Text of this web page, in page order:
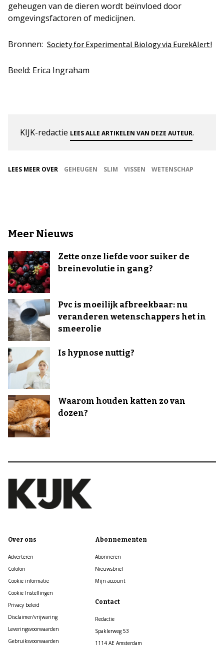
geheugen van de dieren wordt beïnvloed door
omgevingsfactoren of medicijnen.
Bronnen: Society for Experimental Biology via EurekAlert!
Beeld: Erica Ingraham
KIJK-redactie LEES ALLE ARTIKELEN VAN DEZE AUTEUR.
LEES MEER OVER GEHEUGEN SLIM VISSEN WETENSCHAP
Meer Nieuws
Zette onze liefde voor suiker de
breinevolutie in gang?
Pvc is moeilijk afbreekbaar: nu
veranderen wetenschappers het in
smeerolie
Is hypnose nuttig?
Waarom houden katten zo van
dozen?
Over ons
Adverteren
Colofon
Cookie informatie
Cookie Instellingen
Privacy beleid
Disclaimer/vrijwaring
Leveringsvoorwaarden
Gebruiksvoorwaarden
Abonnementen
Abonneren
Nieuwsbrief
Mijn account
Contact
Redactie
Spaklerweg 53
1114 AE Amsterdam